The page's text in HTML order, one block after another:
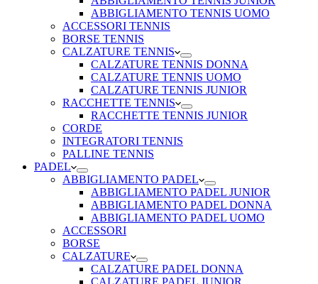
ABBIGLIAMENTO TENNIS UOMO
ACCESSORI TENNIS
BORSE TENNIS
CALZATURE TENNIS
CALZATURE TENNIS DONNA
CALZATURE TENNIS UOMO
CALZATURE TENNIS JUNIOR
RACCHETTE TENNIS
RACCHETTE TENNIS JUNIOR
CORDE
INTEGRATORI TENNIS
PALLINE TENNIS
PADEL
ABBIGLIAMENTO PADEL
ABBIGLIAMENTO PADEL JUNIOR
ABBIGLIAMENTO PADEL DONNA
ABBIGLIAMENTO PADEL UOMO
ACCESSORI
BORSE
CALZATURE
CALZATURE PADEL DONNA
CALZATURE PADEL JUNIOR